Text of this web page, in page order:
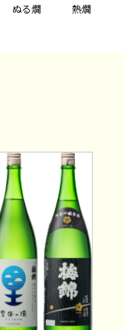
ぬる燗 熱燗